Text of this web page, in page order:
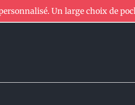
Un large choix de